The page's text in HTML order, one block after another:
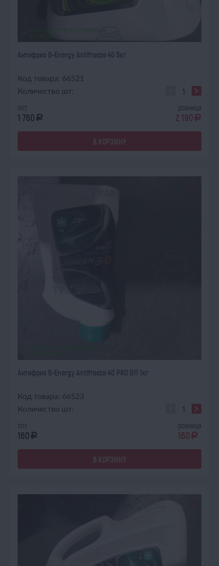
ОЖИДАЕТ ПОСТУПЛЕНИЯ
Антифриз G-Energy Antifreeze 40 5кг
Код товара: 66521
Количество шт:
опт
1 760 a
розница
2 190 a
В КОРЗИНУ
Антифриз G-Energy Antifreeze 40 PRO G11 1кг
Код товара: 66523
Количество шт:
опт
160 a
розница
160 a
В КОРЗИНУ